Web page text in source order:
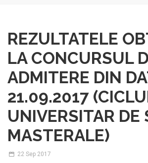
REZULTATELE
LA CONCURSUL
ADMITERE DIN
21.09.2017
UNIVERSITAR DE
MASTERALE)
22 Sep 2017